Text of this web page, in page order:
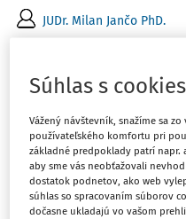
JUDr. Milan Jančo PhD.
Zdroj:Právny obzor 1/2009
Monografia profesora
preklade znie Autorské
diela, patrí do edície
občianskemu zákonníku
Scialoja-Branca.Vedúcim
Súhlas s cookies
Vážený návštevník, snažíme sa
používateľského komfortu pri
základné predpoklady patrí napr.
aby sme vás neobťažovali
dostatok podnetov, ako web
súhlas so spracovaním súborov
dočasne ukladajú vo vašom